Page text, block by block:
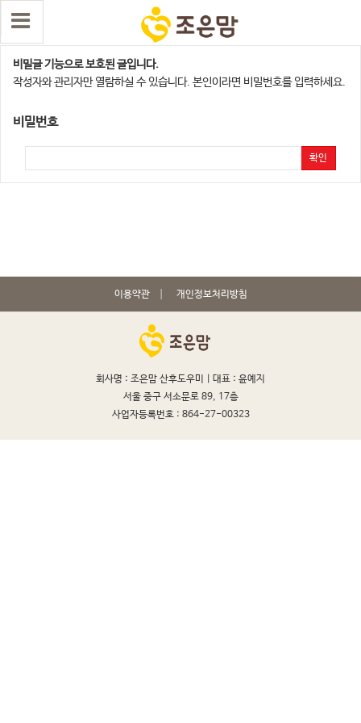
메디앙스와 함께하는 무료 출산팩 선물 이벤트 …
비밀글 기능으로 보호된 글입니다.
작성자와 관리자만 열람하실 수 있습니다. 본인이라면 비밀번호를 입력하세요.
비밀번호
확인
이용약관 개인정보처리방침
회사명 : 조은맘 산후도우미 | 대표 : 윤예지
서울 중구 서소문로 89, 17층
사업자등록번호 : 864-27-00323